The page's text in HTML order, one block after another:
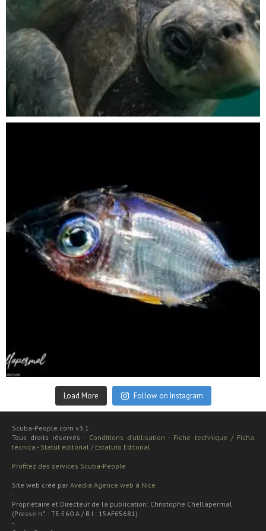
Sep 24
Load More Follow on Instagram
Scuba-People.com v3.1
Tous droits réservés - Conditions d'utilisation - Fiche technique / Ficha
técnica - Statut éditorial / Estatuto Editorial
Profitez des services Scuba-People
Site web créé par Avedia Agence web à Nice
-
Propriétaire et Directeur de la publication: Christophe Chellapermal
(Presse n° : TE-560 A / B.I : 15AF65681)
-